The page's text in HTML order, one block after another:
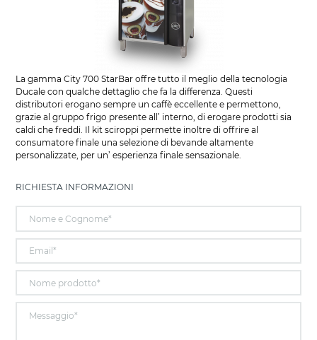
La gamma City 700 StarBar offre tutto il meglio della tecnologia
Ducale con qualche dettaglio che fa la differenza. Questi
distributori erogano sempre un caffè eccellente e permettono,
grazie al gruppo frigo presente all’ interno, di erogare prodotti sia
caldi che freddi. Il kit sciroppi permette inoltre di offrire al
consumatore finale una selezione di bevande altamente
personalizzate, per un’ esperienza finale sensazionale.
RICHIESTA INFORMAZIONI